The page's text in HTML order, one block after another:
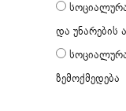
და უნარების
ზემოქმედება